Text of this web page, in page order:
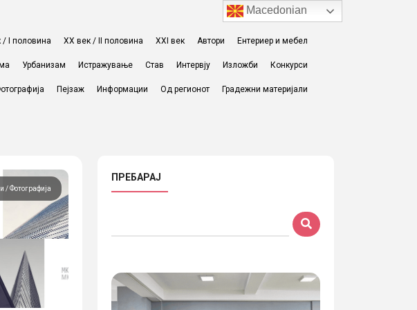
/ I половина ХХ век / II половина XXI век Автори Ентериер и мебел
Урбанизам Истражување Став Интервју Изложби Конкурси
Пејзаж Информации Од регионот Градежни материјали
Фотографија
ПРЕБАРАЈ
Macedonian